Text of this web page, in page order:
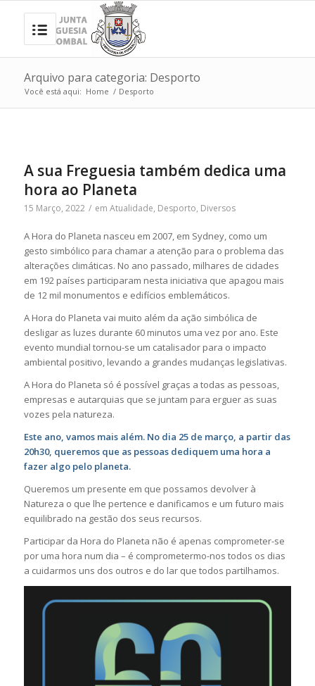
Arquivo para categoria: Desporto
Você está aqui: Home / Desporto
A sua Freguesia também dedica uma
hora ao Planeta
15 Março, 2022 / em Atualidade, Desporto, Diversos
A Hora do Planeta nasceu em 2007, em Sydney, como um
gesto simbólico para chamar a atenção para o problema das
alterações climáticas. No ano passado, milhares de cidades
em 192 países participaram nesta iniciativa que apagou mais
de 12 mil monumentos e edifícios emblemáticos.
A Hora do Planeta vai muito além da ação simbólica de
desligar as luzes durante 60 minutos uma vez por ano. Este
evento mundial tornou-se um catalisador para o impacto
ambiental positivo, levando a grandes mudanças legislativas.
A Hora do Planeta só é possível graças a todas as pessoas,
empresas e autarquias que se juntam para erguer as suas
vozes pela natureza.
Este ano, vamos mais além. No dia 25 de março, a partir das
20h30, queremos que as pessoas dediquem uma hora a
fazer algo pelo planeta.
Queremos um presente em que possamos devolver à
Natureza o que lhe pertence e danificamos e um futuro mais
equilibrado na gestão dos seus recursos.
Participar da Hora do Planeta não é apenas comprometer-se
por uma hora num dia – é comprometermo-nos todos os dias
a cuidarmos uns dos outros e do lar que todos partilhamos.